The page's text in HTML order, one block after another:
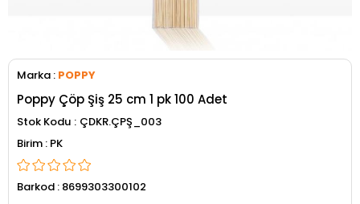
Marka : POPPY
Poppy Çöp Şiş 25 cm 1 pk 100 Adet
Stok Kodu
ÇDKR.ÇPŞ_003
PK
Barkod : 8699303300102